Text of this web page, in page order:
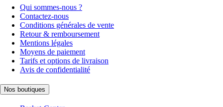
Qui sommes-nous ?
Contactez-nous
Conditions générales de vente
Retour & remboursement
Mentions légales
Moyens de paiement
Tarifs et options de livraison
Avis de confidentialité
Nos boutiques